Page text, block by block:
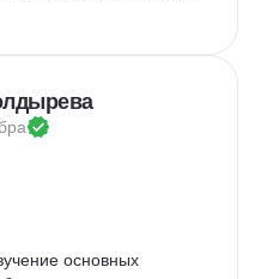
основных